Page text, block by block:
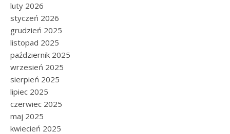
luty 2026
styczeń 2026
grudzień 2025
listopad 2025
październik 2025
wrzesień 2025
sierpień 2025
lipiec 2025
czerwiec 2025
maj 2025
kwiecień 2025